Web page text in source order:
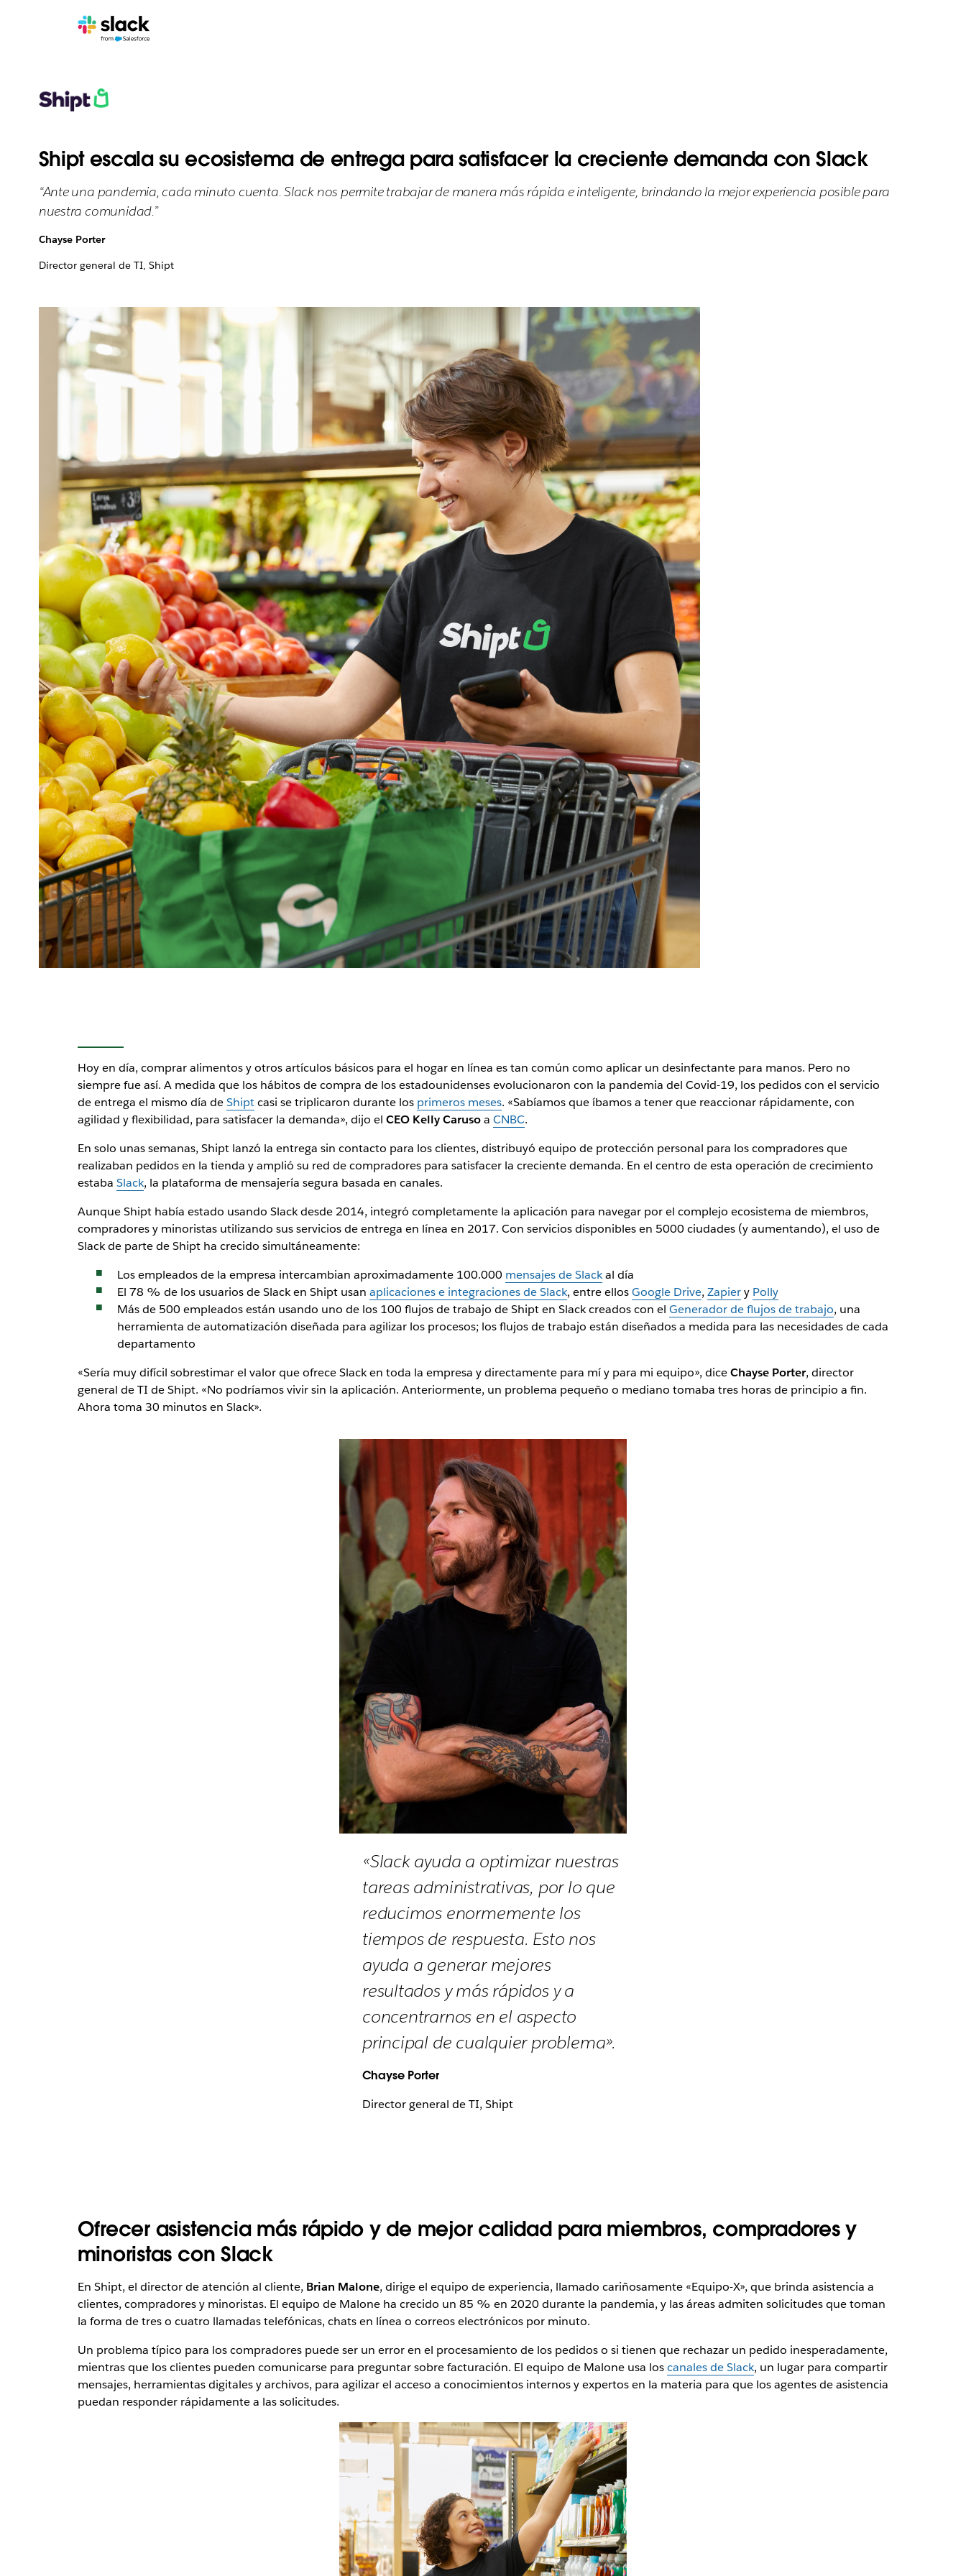
Shipt escala su ecosistema de entrega para satisfacer la creciente demanda con Slack
“Ante una pandemia, cada minuto cuenta. Slack nos permite trabajar de manera más rápida e inteligente, brindando la mejor experiencia posible para
nuestra comunidad.”
Chayse Porter
Director general de TI, Shipt
Hoy en día, comprar alimentos y otros artículos básicos para el hogar en línea es tan común como aplicar un desinfectante para manos. Pero no
siempre fue así. A medida que los hábitos de compra de los estadounidenses evolucionaron con la pandemia del Covid-19, los pedidos con el servicio
de entrega el mismo día deShiptcasi se triplicaron durante los primeros meses. «Sabíamos que íbamos a tener que reaccionar rápidamente, con
agilidad y flexibilidad, para satisfacer la demanda», dijo el CEO Kelly Carusoa CNBC.
En solo unas semanas, Shipt lanzó la entrega sin contacto para los clientes, distribuyó equipo de protección personal para los compradores que
realizaban pedidos en la tienda y amplió su red de compradores para satisfacer la creciente demanda. En el centro de esta operación de crecimiento
estaba Slack, la plataforma de mensajería segura basada en canales.
Aunque Shipt había estado usando Slack desde 2014, integró completamente la aplicación para navegar por el complejo ecosistema de miembros,
compradores y minoristas utilizando sus servicios de entrega en línea en 2017. Con servicios disponibles en 5000 ciudades (y aumentando), el uso de
Slack de parte de Shipt ha crecido simultáneamente:
Los empleados de la empresa intercambian aproximadamente 100.000 mensajes de Slackal día
El 78 % de los usuarios de Slack en Shipt usan aplicaciones e integraciones de Slack, entre ellosGoogle Drive, Zapiery Polly
Más de 500 empleados están usando uno de los 100 flujos de trabajo de Shipt en Slack creados con el Generador de flujos de trabajo, una
herramienta de automatización diseñada para agilizar los procesos; los flujos de trabajo están diseñados a medida para las necesidades de cada
departamento
«Sería muy difícil sobrestimar el valor que ofrece Slack en toda la empresa y directamente para mí y para mi equipo», diceChayse Porter, director
general de TI de Shipt. «No podríamos vivir sin la aplicación. Anteriormente, un problema pequeño o mediano tomaba tres horas de principio a fin.
Ahora toma 30 minutos en Slack».
«Slack ayuda a optimizar nuestras
tareas administrativas, por lo que
reducimos enormemente los
tiempos de respuesta. Esto nos
ayuda a generar mejores
resultados y más rápidos y a
concentrarnos en el aspecto
principal de cualquier problema».
Chayse Porter
Director general de TI, Shipt
Ofrecer asistencia más rápido y de mejor calidad para miembros, compradores y
minoristas con Slack
En Shipt, el director de atención al cliente, Brian Malone, dirige el equipo de experiencia, llamado cariñosamente «Equipo-X», que brinda asistencia a
clientes, compradores y minoristas. El equipo de Malone ha crecido un 85 % en 2020 durante la pandemia, y las áreas admiten solicitudes que toman
la forma de tres o cuatro llamadas telefónicas, chats en línea o correos electrónicos por minuto.
Un problema típico para los compradores puede ser un error en el procesamiento de los pedidos o si tienen que rechazar un pedido inesperadamente,
mientras que los clientes pueden comunicarse para preguntar sobre facturación. El equipo de Malone usa loscanales de Slack, un lugar para compartir
mensajes, herramientas digitales y archivos, para agilizar el acceso a conocimientos internos y expertos en la materia para que los agentes de asistencia
puedan responder rápidamente a las solicitudes.